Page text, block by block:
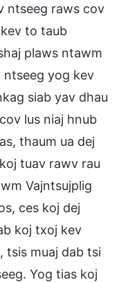
ntseeg raws cov
to taub
plaws ntawm
yog kev
siab yav dhau
lus niaj hnub
thaum ua dej
tuav rawv rau
Vajntsujplig
ces koj dej
koj txoj kev
tsis muaj dab tsi
Yog tias koj